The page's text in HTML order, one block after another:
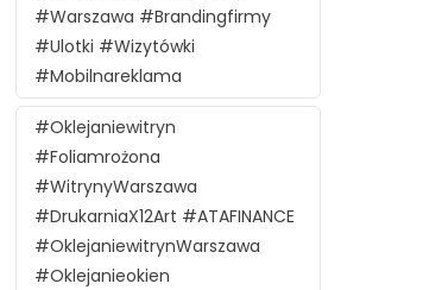
#Warszawa #brandingfirmy
#ulotki #wizytówki
#mobilnareklama
#oklejaniewitryn
#foliamrożona
#witrynyWarszawa
#DrukarniaX12Art #ATAFINANCE
#oklejaniewitrynWarszawa
#oklejanieokien